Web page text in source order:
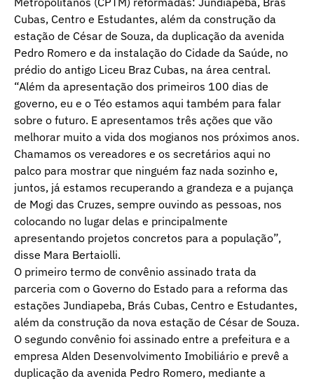
Cubas, Centro e Estudantes, além da construção da
estação de César de Souza, da duplicação da avenida
Pedro Romero e da instalação do Cidade da Saúde, no
prédio do antigo Liceu Braz Cubas, na área central.
“Além da apresentação dos primeiros 100 dias de
governo, eu e o Téo estamos aqui também para falar
sobre o futuro. E apresentamos três ações que vão
melhorar muito a vida dos mogianos nos próximos anos.
Chamamos os vereadores e os secretários aqui no
palco para mostrar que ninguém faz nada sozinho e,
juntos, já estamos recuperando a grandeza e a pujança
de Mogi das Cruzes, sempre ouvindo as pessoas, nos
colocando no lugar delas e principalmente
apresentando projetos concretos para a população”,
disse Mara Bertaiolli.
O primeiro termo de convênio assinado trata da
parceria com o Governo do Estado para a reforma das
estações Jundiapeba, Brás Cubas, Centro e Estudantes,
além da construção da nova estação de César de Souza.
O segundo convênio foi assinado entre a prefeitura e a
empresa Alden Desenvolvimento Imobiliário e prevê a
duplicação da avenida Pedro Romero, mediante a